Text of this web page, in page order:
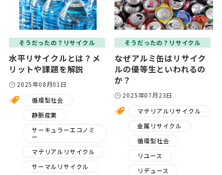
そうだったの？リサイクル
水平リサイクルとは？メ
リットや課題を解説
2025年08月01日
循環型社会
静脈産業
サーキュラーエコノミ
ー
マテリアルリサイクル
サーマルリサイクル
そうだったの？リサイクル
なぜアルミ缶はリサイク
ルの優等生といわれるの
か？
2025年07月23日
マテリアルリサイクル
金属リサイクル
循環型社会
リユース
リデュース